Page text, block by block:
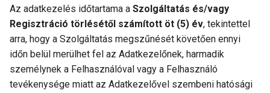
Az adatkezelés időtartama a Szolgáltatás és/vagy
Regisztráció törlésétől számított öt (5) év, tekintettel
arra, hogy a Szolgáltatás megszűnését követően ennyi
időn belül merülhet fel az Adatkezelőnek, harmadik
személynek a Felhasználóval vagy a Felhasználó
tevékenysége miatt az Adatkezelővel szembeni hatósági